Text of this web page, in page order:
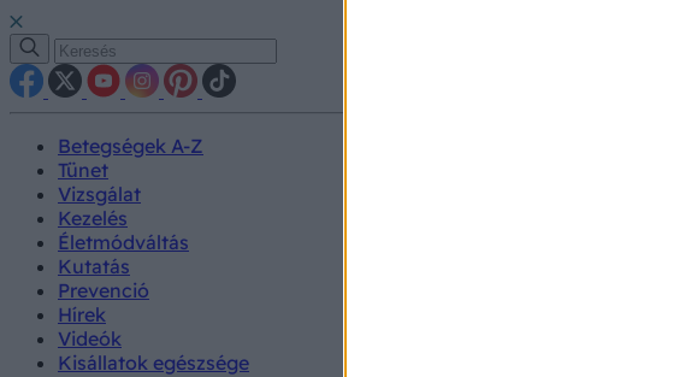
Betegségek A-Z
Tünet
Vizsgálat
Kezelés
Életmódváltás
Kutatás
Prevenció
Hírek
Videók
Kisállatok egészsége